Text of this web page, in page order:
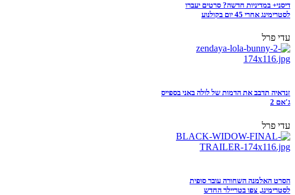
דיסני+ במדיניות חדשה? סרטים יעברו
לסטרימינג אחרי 45 יום בקולנוע
עדי פרל
זנדאיה תדבב את הדמות של לולה באני בספייס
ג'אם 2
עדי פרל
הסרט האלמנה השחורה עובר סופית
לסטרימינג, צפו בטריילר החדש